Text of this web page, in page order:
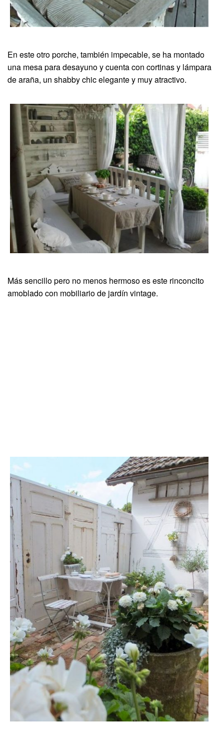
En este otro porche, también impecable, se ha montado
una mesa para desayuno y cuenta con cortinas y lámpara
de araña, un shabby chic elegante y muy atractivo.
Más sencillo pero no menos hermoso es este rinconcito
amoblado con mobiliario de jardín vintage.